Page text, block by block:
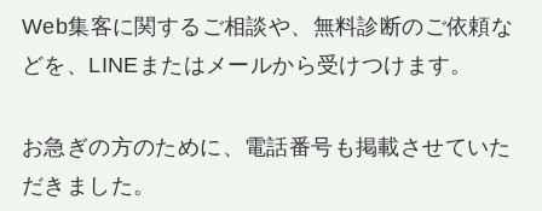
Web集客に関するご相談や、無料診断のご依頼な
どを、LINEまたはメールから受けつけます。
お急ぎの方のために、電話番号も掲載させていた
だきました。